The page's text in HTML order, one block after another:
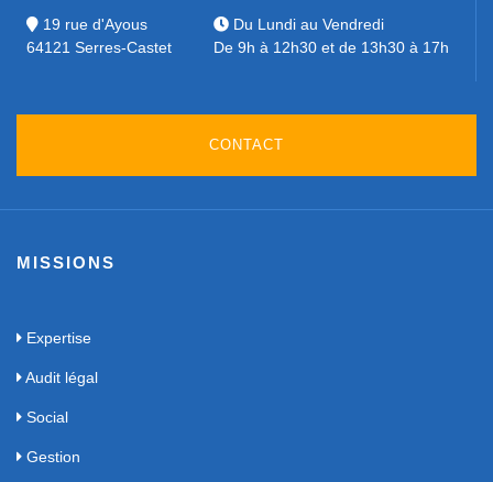
19 rue d'Ayous
64121 Serres-Castet
Du Lundi au Vendredi
De 9h à 12h30 et de 13h30 à 17h
CONTACT
MISSIONS
Expertise
Audit légal
Social
Gestion